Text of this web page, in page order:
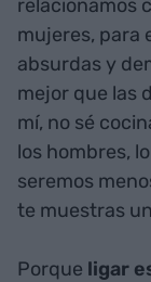
relacionamos
mujeres, para
absurdas y
mejor que las
mí, no sé
los hombres,
seremos
te muestras
Porque ligar